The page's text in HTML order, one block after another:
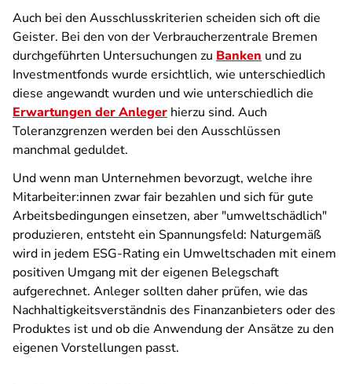
Auch bei den Ausschlusskriterien scheiden sich oft die
Geister. Bei den von der Verbraucherzentrale Bremen
durchgeführten Untersuchungen zu Banken und zu
Investmentfonds wurde ersichtlich, wie unterschiedlich
diese angewandt wurden und wie unterschiedlich die
Erwartungen der Anleger hierzu sind. Auch
Toleranzgrenzen werden bei den Ausschlüssen
manchmal geduldet.
Und wenn man Unternehmen bevorzugt, welche ihre
Mitarbeiter:innen zwar fair bezahlen und sich für gute
Arbeitsbedingungen einsetzen, aber "umweltschädlich"
produzieren, entsteht ein Spannungsfeld: Naturgemäß
wird in jedem ESG-Rating ein Umweltschaden mit einem
positiven Umgang mit der eigenen Belegschaft
aufgerechnet. Anleger sollten daher prüfen, wie das
Nachhaltigkeitsverständnis des Finanzanbieters oder des
Produktes ist und ob die Anwendung der Ansätze zu den
eigenen Vorstellungen passt.